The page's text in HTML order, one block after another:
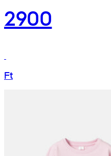
2900
Ft